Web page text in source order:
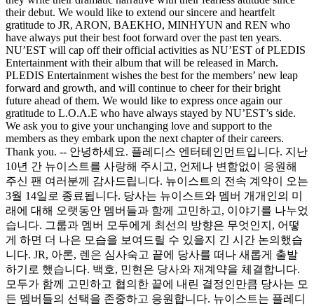
their debut. We would like to extend our sincere and heartfelt
gratitude to JR, ARON, BAEKHO, MINHYUN and REN who
have always put their best foot forward over the past ten years.
NU’EST will cap off their official activities as NU’EST of PLEDIS
Entertainment with their album that will be released in March.
PLEDIS Entertainment wishes the best for the members’ new leap
forward and growth, and will continue to cheer for their bright
future ahead of them. We would like to express once again our
gratitude to L.O.Λ.E who have always stayed by NU’EST’s side.
We ask you to give your unchanging love and support to the
members as they embark upon the next chapter of their careers.
Thank you. -- 안녕하세요. 플레디스 엔터테인먼트입니다. 지난
10년 간 뉴이스트를 사랑해 주시고, 언제나 변함없이 응원해
주신 팬 여러분께 감사드립니다. 뉴이스트의 전속 계약이 오는
3월 14일로 종료됩니다. 당사는 뉴이스트와 멤버 개개인의 미
래에 대해 오랫동안 멤버들과 함께 고민하고, 이야기를 나누었
습니다. 그룹과 멤버 모두에게 최선의 방향은 무엇인지, 어떻
게 하면 더 나은 모습을 보여드릴 수 있을지 긴 시간 논의했습
니다. JR, 아론, 렌은 심사숙고 끝에 당사를 떠나 새롭게 출발
하기로 했습니다. 백호, 민현은 당사와 재계약을 체결합니다.
모두가 함께 고민하고 협의한 끝에 내린 결정인만큼 당사는 모
든 멤버들의 선택을 존중하고 응원합니다. 뉴이스트는 플레디